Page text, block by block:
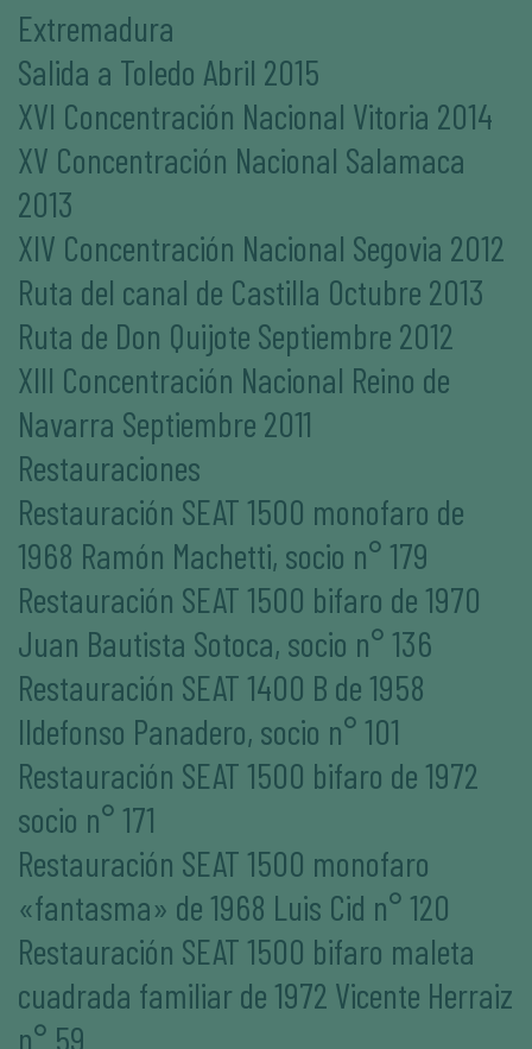
Extremadura
Salida a Toledo Abril 2015
XVI Concentración Nacional Vitoria 2014
XV Concentración Nacional Salamaca
2013
XIV Concentración Nacional Segovia 2012
Ruta del canal de Castilla Octubre 2013
Ruta de Don Quijote Septiembre 2012
XIII Concentración Nacional Reino de
Navarra Septiembre 2011
Restauraciones
Restauración SEAT 1500 monofaro de
1968 Ramón Machetti, socio n° 179
Restauración SEAT 1500 bifaro de 1970
Juan Bautista Sotoca, socio n° 136
Restauración SEAT 1400 B de 1958
Ildefonso Panadero, socio n° 101
Restauración SEAT 1500 bifaro de 1972
socio n° 171
Restauración SEAT 1500 monofaro
«fantasma» de 1968 Luis Cid n° 120
Restauración SEAT 1500 bifaro maleta
cuadrada familiar de 1972 Vicente Herraiz
n° 59